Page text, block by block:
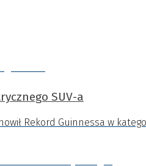
SUV-a
Rekord Guinnessa w